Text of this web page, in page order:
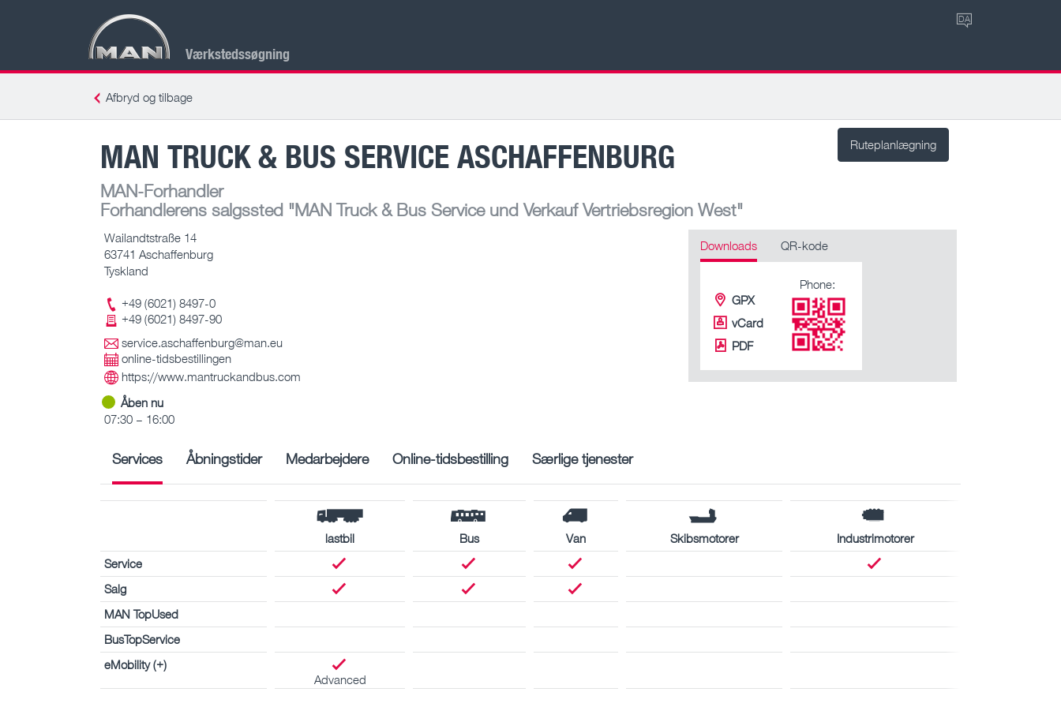
Værkstedssøgning
DA
Afbryd og tilbage
Ruteplanlægning
MAN TRUCK & BUS SERVICE ASCHAFFENBURG
MAN-Forhandler
Forhandlerens salgssted "MAN Truck & Bus Service und Verkauf Vertriebsregion West"
Wailandtstraße 14
63741 Aschaffenburg
Tyskland
+49 (6021) 8497-0
+49 (6021) 8497-90
service.aschaffenburg@man.eu
online-tidsbestillingen
https://www.mantruckandbus.com
Åben nu
07:30 – 16:00
Downloads QR-kode
GPX
vCard
PDF
Phone:
Services Åbningstider Medarbejdere Online-tidsbestilling Særlige tjenester
lastbil Bus Van Skibsmotorer
Industrimotorer
Service
Salg
MAN TopUsed
BusTopService
eMobility (+)
Advanced